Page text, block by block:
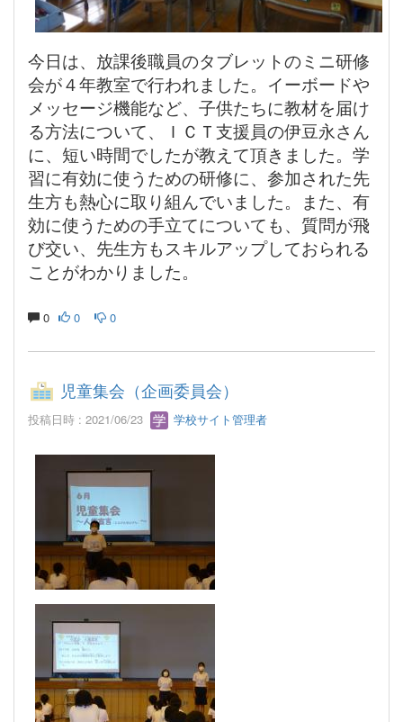
今日は、放課後職員のタブレットのミニ研修
会が４年教室で行われました。イーボードや
メッセージ機能など、子供たちに教材を届け
る方法について、ＩＣＴ支援員の伊豆永さん
に、短い時間でしたが教えて頂きました。学
習に有効に使うための研修に、参加された先
生方も熱心に取り組んでいました。また、有
効に使うための手立てについても、質問が飛
び交い、先生方もスキルアップしておられる
ことがわかりました。
0 0 0
児童集会（企画委員会）
投稿日時 : 2021/06/23 学校サイト管理者